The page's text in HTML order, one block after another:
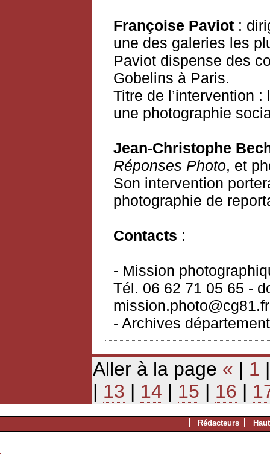
Françoise Paviot :
une des galeries les
Paviot dispense des
Gobelins à Paris.
Titre de l’intervention
une photographie
Jean-Christophe
Réponses Photo, et
Son intervention
photographie de
Contacts :
- Mission
Tél. 06 62 71 05 65 -
mission.photo@cg81.fr
- Archives
Aller à la page « | 1
| 13 | 14 | 15 | 16 |
Rédacteurs